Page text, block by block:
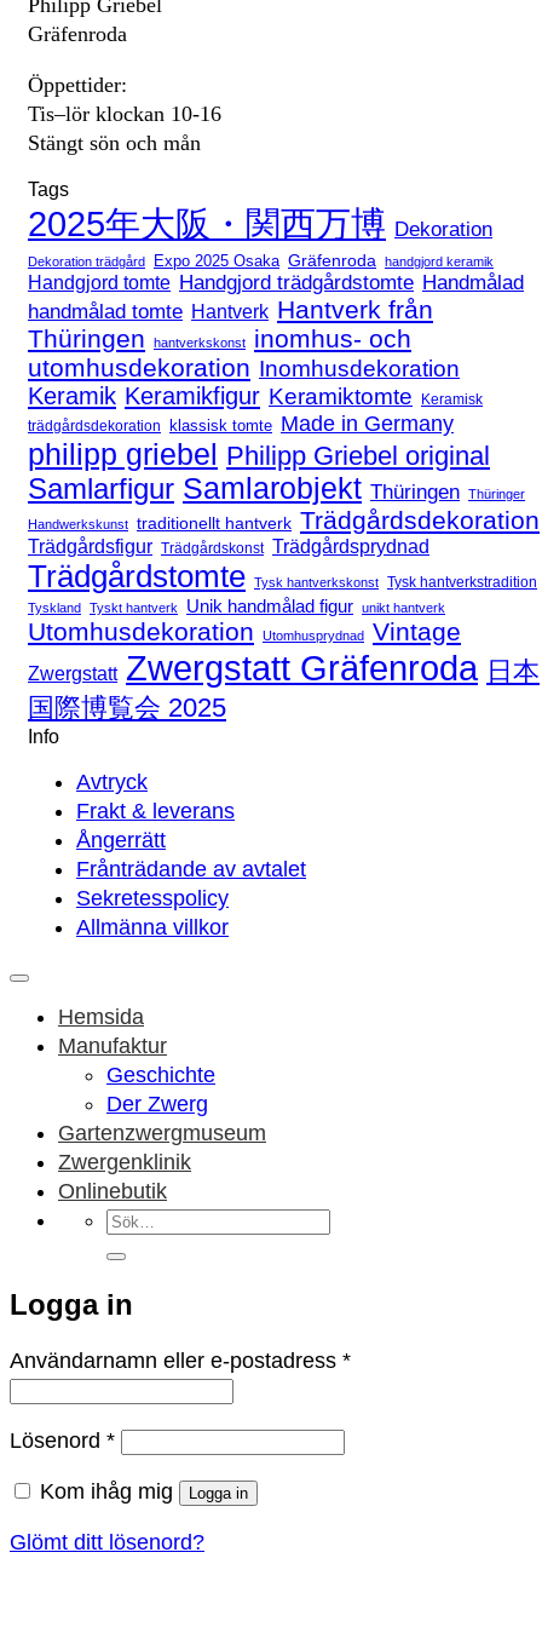
Gräfenroda
Öppettider:
Tis–lör klockan 10-16
Stängt sön och mån
Tags
2025年大阪・関西万博 Dekoration
Dekoration trädgård Expo 2025 Osaka Gräfenroda handgjord keramik
Handgjord tomte Handgjord trädgårdstomte Handmålad
handmålad tomte Hantverk Hantverk från
Thüringen
hantverkskonst
inomhus- och
utomhusdekoration Inomhusdekoration
Keramik Keramikfigur Keramiktomte
Keramisk
trädgårdsdekoration
klassisk tomte Made in Germany
philipp griebel Philipp Griebel original
Samlarfigur Samlarobjekt Thüringen Thüringer
Handwerkskunst traditionellt hantverk Trädgårdsdekoration
Trädgårdsfigur Trädgårdskonst Trädgårdsprydnad
Trädgårdstomte Tysk hantverkskonst Tysk hantverkstradition
Tyskland Tyskt hantverk Unik handmålad figur unikt hantverk
Utomhusdekoration Utomhusprydnad Vintage
Zwergstatt Zwergstatt Gräfenroda 日本
国際博覧会 2025
Info
Avtryck
Frakt & leverans
Ångerrätt
Frånträdande av avtalet
Sekretesspolicy
Allmänna villkor
Hemsida
Manufaktur
Geschichte
Der Zwerg
Gartenzwergmuseum
Zwergenklinik
Onlinebutik
Sök
efter:
Logga in
Användarnamn eller e-postadress *Obligatoriskt
Lösenord *Obligatoriskt
Kom ihåg mig Logga in
Glömt ditt lösenord?